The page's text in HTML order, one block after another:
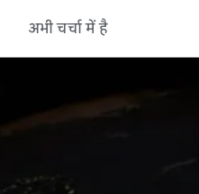
अभी चर्चा में है